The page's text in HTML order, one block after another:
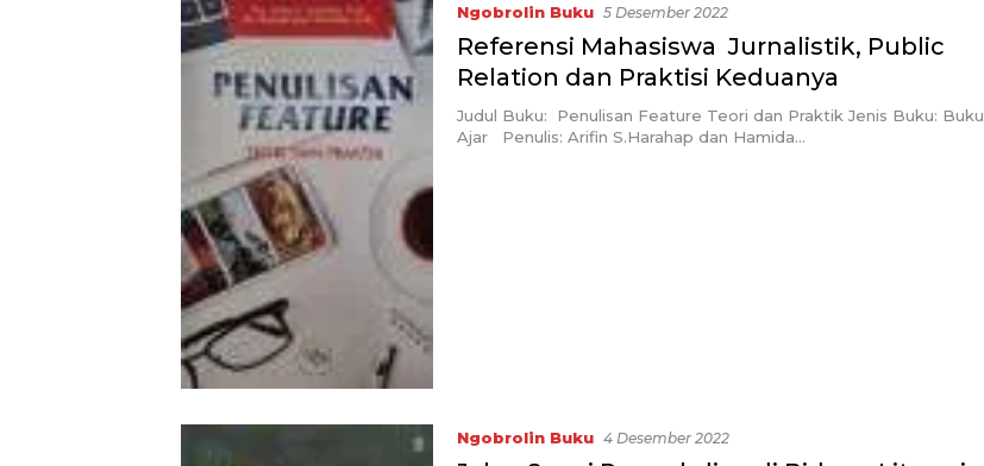
Ngobrolin Buku 5 Desember 2022
Referensi Mahasiswa Jurnalistik, Public
Relation dan Praktisi Keduanya
Judul Buku: Penulisan Feature Teori dan Praktik Jenis Buku: Buku
Ajar Penulis: Arifin S.Harahap dan Hamida…
Ngobrolin Buku 4 Desember 2022